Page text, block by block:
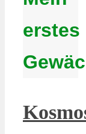
erstes